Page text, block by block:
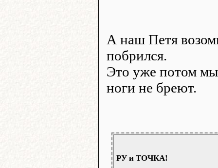
А наш Петя
побрился.
Это уже потом
ноги не бреют.
РУ и ТОЧКА!